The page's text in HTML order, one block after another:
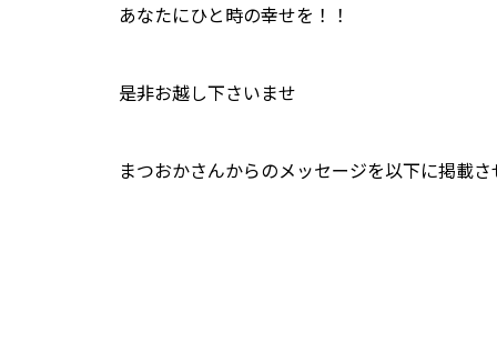
あなたにひと時の幸せを！！
是非お越し下さいませ
まつおかさんからのメッセージを以下に掲載さ